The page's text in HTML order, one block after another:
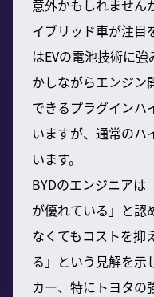
意外かもしれません
イブリッド車が注目
はEVの電池技術に
かしながらエンジン
できるプラグインハ
いますが、通常のハ
います。
BYDのエンジニアは
が優れている」と認
なくてもコストを抑
る」という見解を示
カー、特にトヨタの